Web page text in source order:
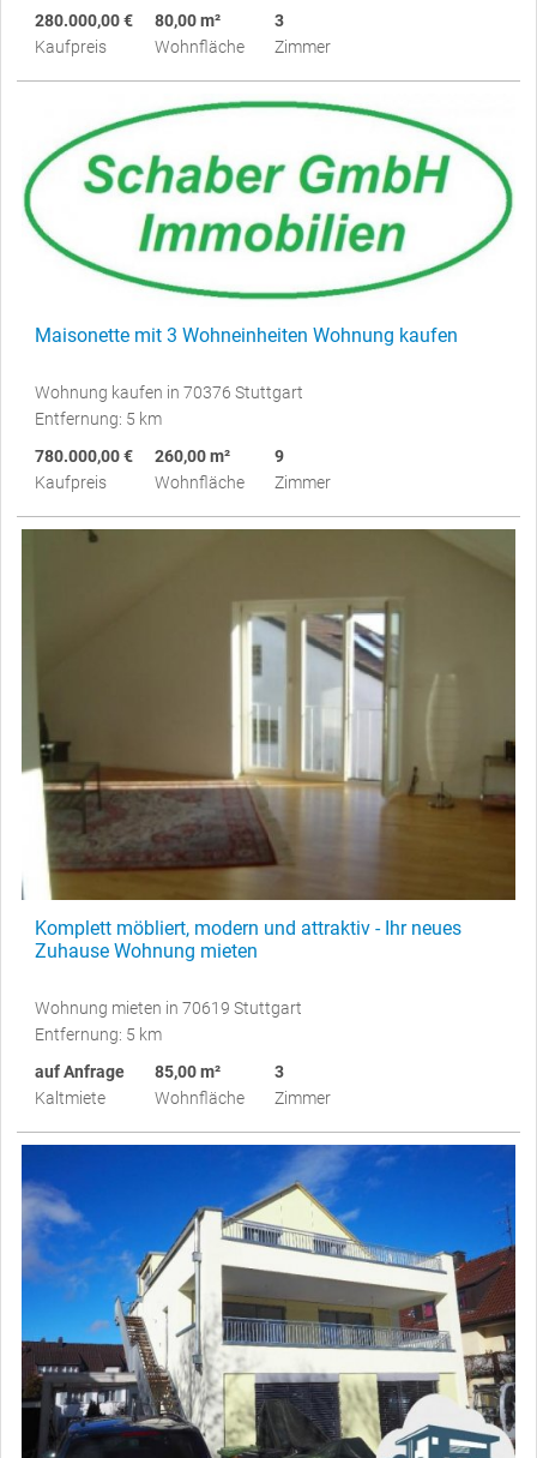
280.000,00 €
Kaufpreis
80,00 m²
Wohnfläche
3
Zimmer
Maisonette mit 3 Wohneinheiten Wohnung kaufen
Wohnung kaufen in 70376 Stuttgart
Entfernung: 5 km
780.000,00 €
Kaufpreis
260,00 m²
Wohnfläche
9
Zimmer
Komplett möbliert, modern und attraktiv - Ihr neues
Zuhause Wohnung mieten
Wohnung mieten in 70619 Stuttgart
Entfernung: 5 km
auf Anfrage
Kaltmiete
85,00 m²
Wohnfläche
3
Zimmer